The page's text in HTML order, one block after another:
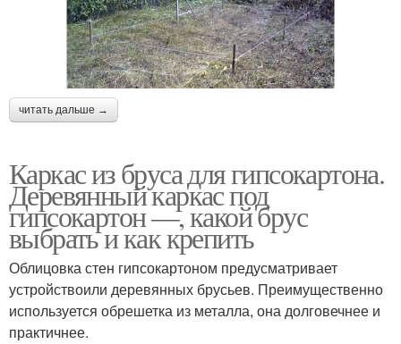
читать дальше →
Каркас из бруса для гипсокартона.
Деревянный каркас под
гипсокартон —, какой брус
выбрать и как крепить
Облицовка стен гипсокартоном предусматривает
устройствоили деревянных брусьев. Преимущественно
используется обрешетка из металла, она долговечнее и
практичнее.